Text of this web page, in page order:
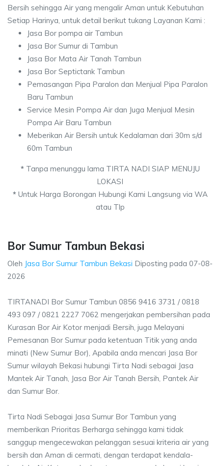
Bersih sehingga Air yang mengalir Aman untuk Kebutuhan
Setiap Harinya, untuk detail berikut tukang Layanan Kami :
Jasa Bor pompa air Tambun
Jasa Bor Sumur di Tambun
Jasa Bor Mata Air Tanah Tambun
Jasa Bor Septictank Tambun
Pemasangan Pipa Paralon dan Menjual Pipa Paralon
Baru Tambun
Service Mesin Pompa Air dan Juga Menjual Mesin
Pompa Air Baru Tambun
Meberikan Air Bersih untuk Kedalaman dari 30m s/d
60m Tambun
*Tanpa menunggu lama TIRTA NADI SIAP MENUJU
LOKASI
*Untuk Harga Borongan Hubungi Kami Langsung via WA
atau Tlp
Bor Sumur Tambun Bekasi
Oleh Jasa Bor Sumur Tambun Bekasi Diposting pada 07-08-
2026
TIRTANADI Bor Sumur Tambun 0856 9416 3731 / 0818
493 097 / 0821 2227 7062 mengerjakan pembersihan pada
Kurasan Bor Air Kotor menjadi Bersih, juga Melayani
Pemesanan Bor Sumur pada ketentuan Titik yang anda
minati (New Sumur Bor), Apabila anda mencari Jasa Bor
Sumur wilayah Bekasi hubungi Tirta Nadi sebagai Jasa
Mantek Air Tanah, Jasa Bor Air Tanah Bersih, Pantek Air
dan Sumur Bor.
Tirta Nadi Sebagai Jasa Sumur Bor Tambun yang
memberikan Prioritas Berharga sehingga kami tidak
sanggup mengecewakan pelanggan sesuai kriteria air yang
bersih dan Aman di cermati, dengan terdapat kendala-